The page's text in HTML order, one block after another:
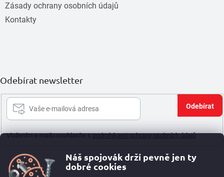
Náš spojovák drží pevně jen ty
dobré cookies
Zásady ochrany osobních údajů
Kontakty
Odebírat newsletter
Vložením e-mailu souhlasíte spodmínkami ochrany osobních údajů
se